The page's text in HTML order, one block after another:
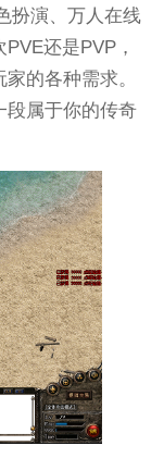
扮演、万人在线
还是PVP，
的各种需求。
段属于你的传奇